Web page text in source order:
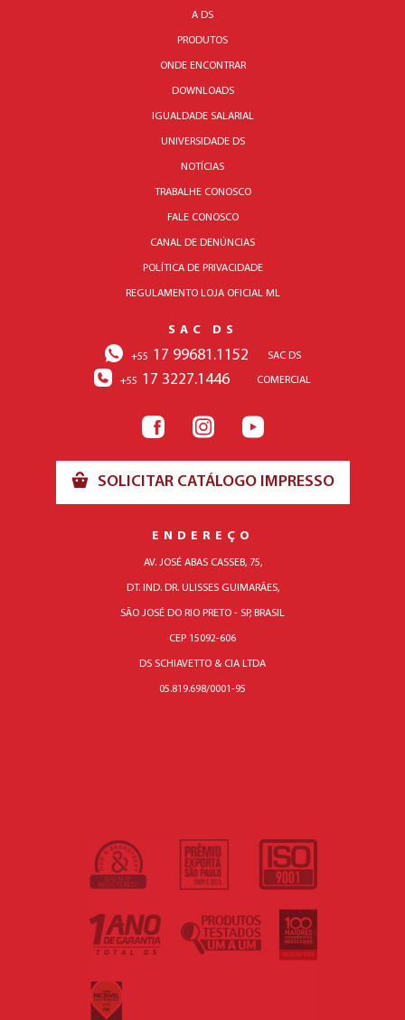
A DS
PRODUTOS
ONDE ENCONTRAR
DOWNLOADS
IGUALDADE SALARIAL
UNIVERSIDADE DS
NOTÍCIAS
TRABALHE CONOSCO
FALE CONOSCO
CANAL DE DENÚNCIAS
POLÍTICA DE PRIVACIDADE
REGULAMENTO LOJA OFICIAL ML
SAC DS
+55 17 99681.1152 SAC DS
+55 17 3227.1446 COMERCIAL
SOLICITAR CATÁLOGO IMPRESSO
ENDEREÇO
AV. JOSÉ ABAS CASSEB, 75,
DT. IND. DR. ULISSES GUIMARÃES,
SÃO JOSÉ DO RIO PRETO - SP, BRASIL
CEP 15092-606
DS SCHIAVETTO & CIA LTDA
05.819.698/0001-95